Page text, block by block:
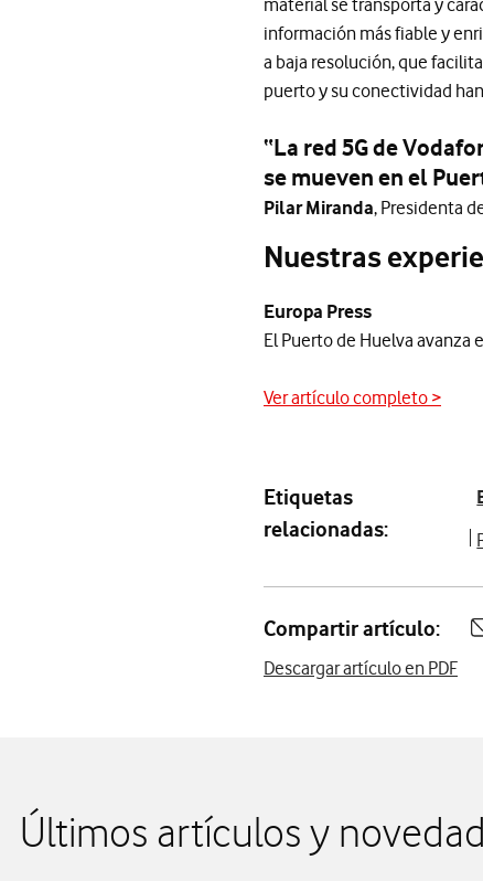
material se transporta y
información más fiable y
a baja resolución, que
puerto y su conectividad
“La red 5G de
se mueven en el
Pilar Miranda, Presidenta
Nuestras
Europa Press
El Puerto de Huelva
Ver artículo completo >
Etiquetas
relacionadas:
Compartir artículo:
Descargar artículo en PDF
Últimos artículos y